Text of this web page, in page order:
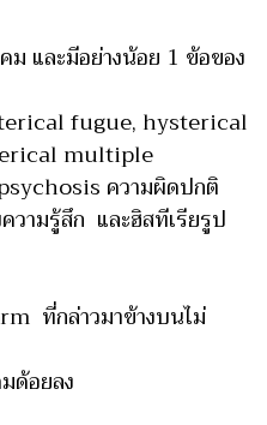
ม และมีอย่างน้อย 1 ข้อของ
fugue, hysterical
multiple
ความผิดปกติ
วามรู้สึก และฮิสทีเรียรูป
ที่กล่าวมาข้างบนไม่
ด้อยลง